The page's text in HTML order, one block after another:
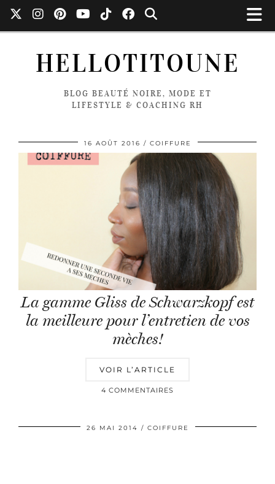
HELLOTITOUNE
BLOG BEAUTÉ NOIRE, MODE ET
LIFESTYLE & COACHING RH
16 AOÛT 2016 COIFFURE
La gamme Gliss de Schwarzkopf est
la meilleure pour l’entretien de vos
mèches!
VOIR L’ARTICLE
4 COMMENTAIRES
26 MAI 2014 COIFFURE